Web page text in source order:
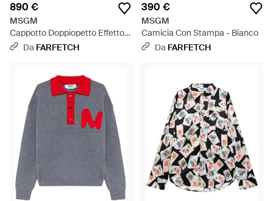
890 €
MSGM
Cappotto Doppiopetto Effetto
Mélange - Blu
Da FARFETCH
390 €
MSGM
Camicia Con Stampa - Bianco
Da FARFETCH